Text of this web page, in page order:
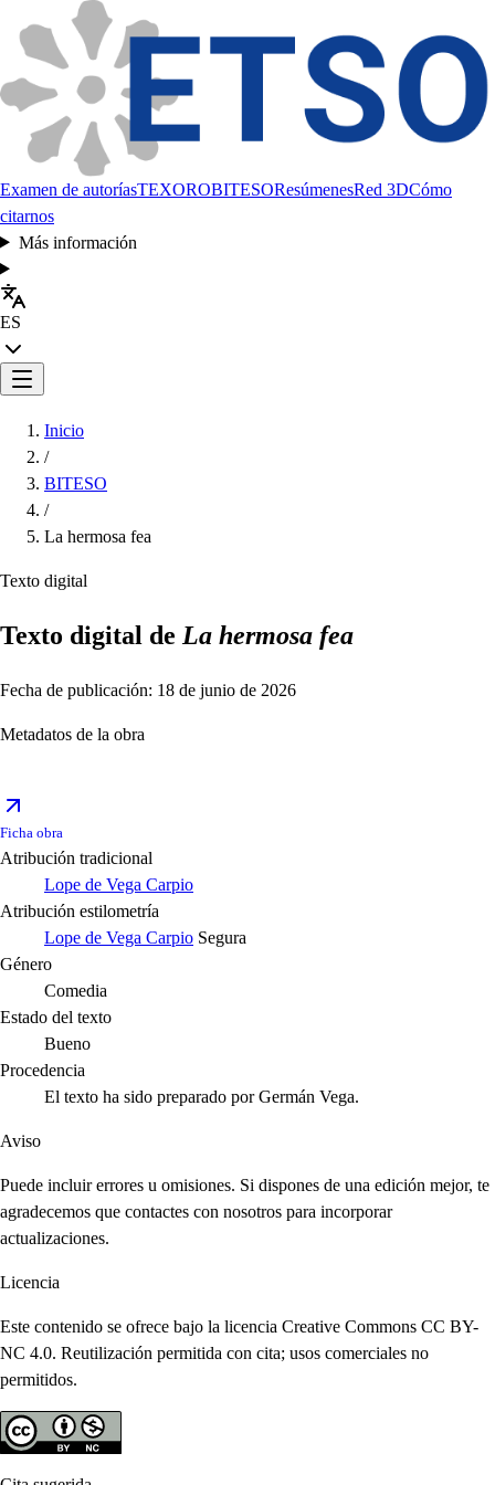
Examen de autoríasTEXOROBITESOResúmenesRed 3DCómo
citarnos
Más información
ES
Inicio
/
BITESO
/
La hermosa fea
Texto digital
Texto digital de La hermosa fea
Fecha de publicación: 18 de junio de 2026
Metadatos de la obra
Ficha obra
Atribución tradicional
Lope de Vega Carpio
Atribución estilometría
Lope de Vega Carpio Segura
Género
Comedia
Estado del texto
Bueno
Procedencia
El texto ha sido preparado por Germán Vega.
Aviso
Puede incluir errores u omisiones. Si dispones de una edición mejor, te
agradecemos que contactes con nosotros para incorporar
actualizaciones.
Licencia
Este contenido se ofrece bajo la licencia Creative Commons CC BY-
NC 4.0. Reutilización permitida con cita; usos comerciales no
permitidos.